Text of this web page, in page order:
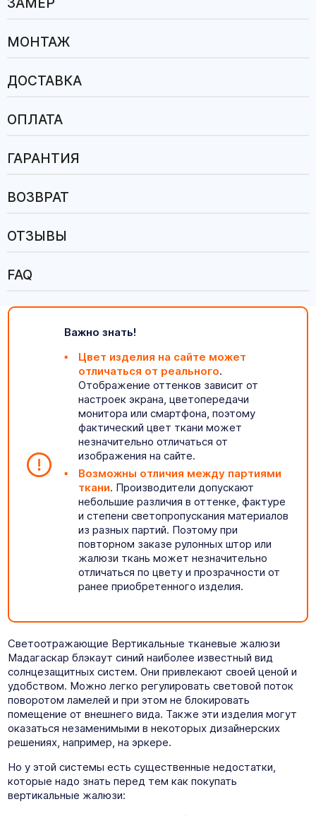
ЗАМЕР
МОНТАЖ
ДОСТАВКА
ОПЛАТА
ГАРАНТИЯ
ВОЗВРАТ
ОТЗЫВЫ
FAQ
Важно знать!
Цвет изделия на сайте может
отличаться от реального.
Отображение оттенков зависит от
настроек экрана, цветопередачи
монитора или смартфона, поэтому
фактический цвет ткани может
незначительно отличаться от
изображения на сайте.
Возможны отличия между партиями
ткани. Производители допускают
небольшие различия в оттенке, фактуре
и степени светопропускания материалов
из разных партий. Поэтому при
повторном заказе рулонных штор или
жалюзи ткань может незначительно
отличаться по цвету и прозрачности от
ранее приобретенного изделия.
Светоотражающие Вертикальные тканевые жалюзи
Мадагаскар блэкаут синий наиболее известный вид
солнцезащитных систем. Они привлекают своей ценой и
удобством. Можно легко регулировать световой поток
поворотом ламелей и при этом не блокировать
помещение от внешнего вида. Также эти изделия могут
оказаться незаменимыми в некоторых дизайнерских
решениях, например, на эркере.
Но у этой системы есть существенные недостатки,
которые надо знать перед тем как покупать
вертикальные жалюзи: